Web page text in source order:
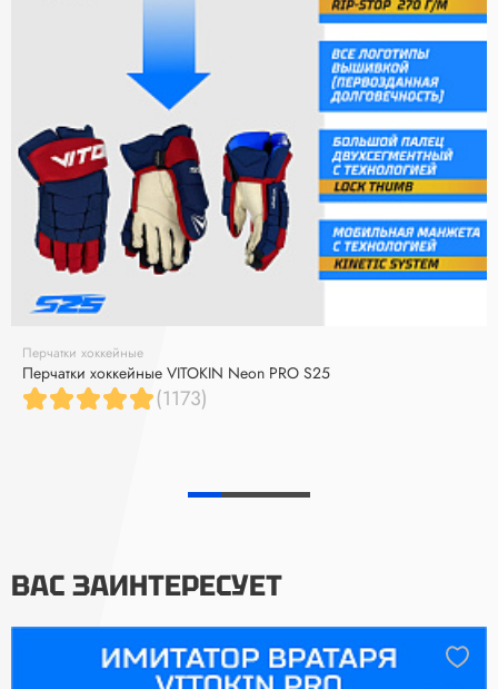
Перчатки хоккейные
Перчатки хоккейные VITOKIN Neon PRO S25
(1173)
ВАС ЗАИНТЕРЕСУЕТ